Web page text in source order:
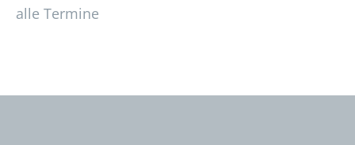
alle Termine